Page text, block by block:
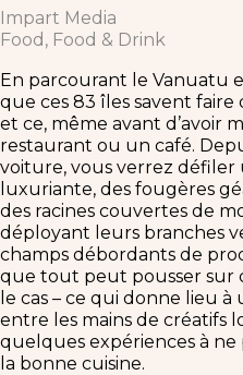
Impart Media
Food
Food & Drink
En parcourant le Vanuatu
que ces 83 îles savent faire
et ce, même avant d’avoir
restaurant ou un café.
voiture, vous verrez
luxuriante, des fougères
des racines couvertes de
déployant leurs branches
champs débordants de
que tout peut pousser sur
le cas – ce qui donne lieu
entre les mains de créatifs
quelques expériences à ne
la bonne cuisine.